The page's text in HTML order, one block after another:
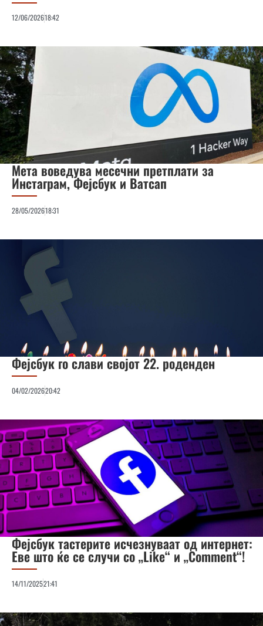
12/06/202618:42
Мета воведува месечни претплати за
Инстаграм, Фејсбук и Ватсап
28/05/202618:31
Фејсбук го слави својот 22. роденден
04/02/202620:42
Фејсбук тастерите исчезнуваат од интернет:
Еве што ќе се случи со „Like“ и „Comment“!
14/11/202521:41